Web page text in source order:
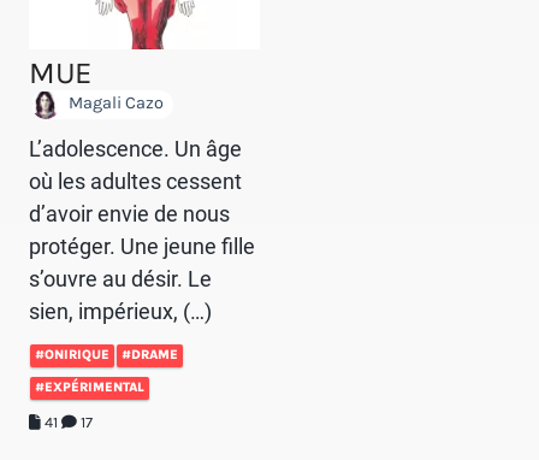
MUE
Magali Cazo
L’adolescence. Un âge
où les adultes cessent
d’avoir envie de nous
protéger. Une jeune fille
s’ouvre au désir. Le
sien, impérieux, (…)
#ONIRIQUE #DRAME
#EXPÉRIMENTAL
41 17